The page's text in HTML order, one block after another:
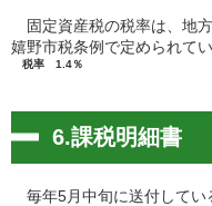
固定資産税の税率は、地
嬉野市税条例で定められてい
税率 1.4％
6.課税明細書
毎年5月中旬に送付して